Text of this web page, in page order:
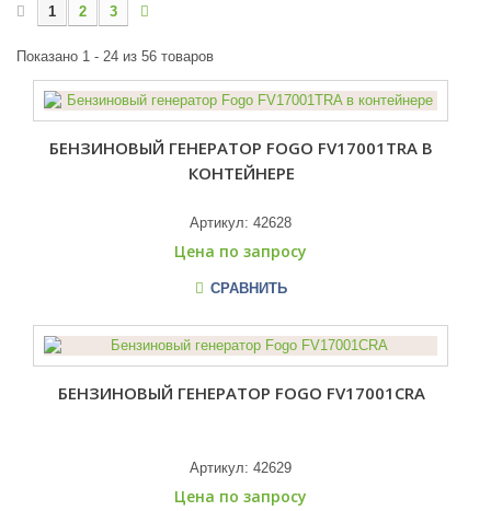
1 2 3
Показано 1 - 24 из 56 товаров
БЕНЗИНОВЫЙ ГЕНЕРАТОР FOGO FV17001TRA В
КОНТЕЙНЕРЕ
Артикул:42628
Цена по запросу
СРАВНИТЬ
БЕНЗИНОВЫЙ ГЕНЕРАТОР FOGO FV17001CRA
Артикул:42629
Цена по запросу